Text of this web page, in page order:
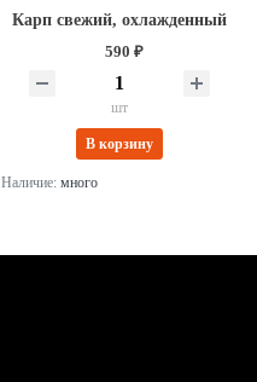
Карп свежий, охлажденный
590 ₽
шт
В корзину
Наличие: много